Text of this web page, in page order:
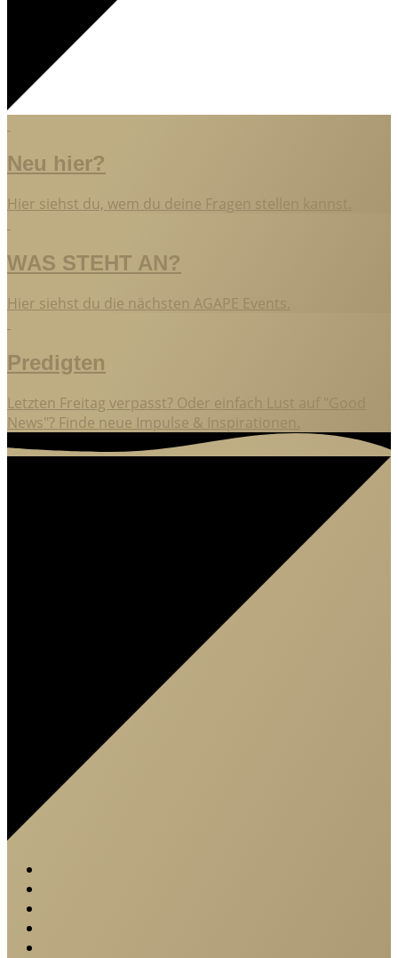
Neu hier?
Hier siehst du, wem du deine Fragen stellen kannst.
WAS STEHT AN?
Hier siehst du die nächsten AGAPE Events.
Predigten
Letzten Freitag verpasst? Oder einfach Lust auf "Good
News"? Finde neue Impulse & Inspirationen.